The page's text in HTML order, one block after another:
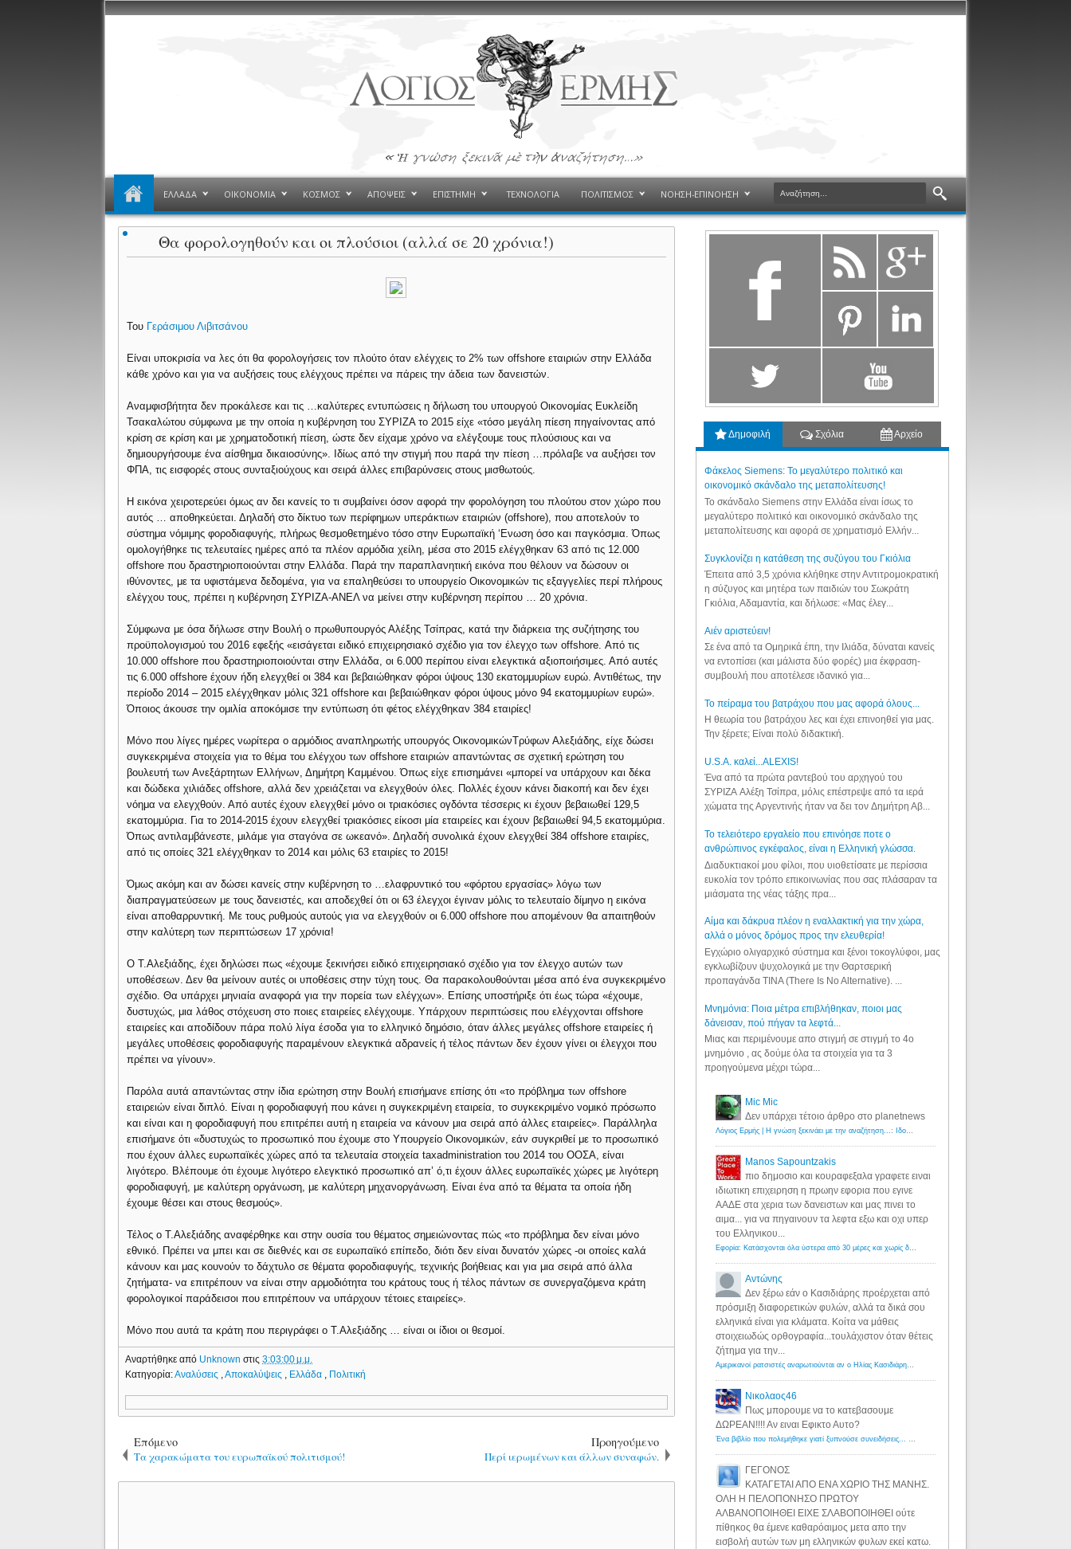
ΕΛΛΑΔΑ ΟΙΚΟΝΟΜΙΑ ΚΟΣΜΟΣ ΑΠΟΨΕΙΣ ΕΠΙΣΤΗΜΗ ΤΕΧΝΟΛΟΓΙΑ ΠΟΛΙΤΙΣΜΟΣ ΝΟΗΣΗ-ΕΠΙΝΟΗΣΗ
Θα φορολογηθούν και οι πλούσιοι (αλλά σε 20 χρόνια!)
Του Γεράσιμου Λιβιτσάνου
Είναι υποκρισία να λες ότι θα φορολογήσεις τον πλούτο όταν ελέγχεις το 2% των offshore εταιριών στην Ελλάδα
κάθε χρόνο και για να αυξήσεις τους ελέγχους πρέπει να πάρεις την άδεια των δανειστών.
Αναμφισβήτητα δεν προκάλεσε και τις …καλύτερες εντυπώσεις η δήλωση του υπουργού Οικονομίας Ευκλείδη
Τσακαλώτου σύμφωνα με την οποία η κυβέρνηση του ΣΥΡΙΖΑ το 2015 είχε «τόσο μεγάλη πίεση πηγαίνοντας από
κρίση σε κρίση και με χρηματοδοτική πίεση, ώστε δεν είχαμε χρόνο να ελέγξουμε τους πλούσιους και να
δημιουργήσουμε ένα αίσθημα δικαιοσύνης». Ιδίως από την στιγμή που παρά την πίεση …πρόλαβε να αυξήσει τον
ΦΠΑ, τις εισφορές στους συνταξιούχους και σειρά άλλες επιβαρύνσεις στους μισθωτούς.
Η εικόνα χειροτερεύει όμως αν δει κανείς το τι συμβαίνει όσον αφορά την φορολόγηση του πλούτου στον χώρο που
αυτός … αποθηκεύεται. Δηλαδή στο δίκτυο των περίφημων υπεράκτιων εταιριών (offshore), που αποτελούν το
σύστημα νόμιμης φοροδιαφυγής, πλήρως θεσμοθετημένο τόσο στην Ευρωπαϊκή ‘Ενωση όσο και παγκόσμια. Όπως
ομολογήθηκε τις τελευταίες ημέρες από τα πλέον αρμόδια χείλη, μέσα στο 2015 ελέγχθηκαν 63 από τις 12.000
offshore που δραστηριοποιούνται στην Ελλάδα. Παρά την παραπλανητική εικόνα που θέλουν να δώσουν οι
ιθύνοντες, με τα υφιστάμενα δεδομένα, για να επαληθεύσει το υπουργείο Οικονομικών τις εξαγγελίες περί πλήρους
ελέγχου τους, πρέπει η κυβέρνηση ΣΥΡΙΖΑ-ΑΝΕΛ να μείνει στην κυβέρνηση περίπου … 20 χρόνια.
Σύμφωνα με όσα δήλωσε στην Βουλή ο πρωθυπουργός Αλέξης Τσίπρας, κατά την διάρκεια της συζήτησης του
προϋπολογισμού του 2016 εφεξής «εισάγεται ειδικό επιχειρησιακό σχέδιο για τον έλεγχο των offshore. Από τις
10.000 offshore που δραστηριοποιούνται στην Ελλάδα, οι 6.000 περίπου είναι ελεγκτικά αξιοποιήσιμες. Από αυτές
τις 6.000 offshore έχουν ήδη ελεγχθεί οι 384 και βεβαιώθηκαν φόροι ύψους 130 εκατομμυρίων ευρώ. Αντιθέτως, την
περίοδο 2014 – 2015 ελέγχθηκαν μόλις 321 offshore και βεβαιώθηκαν φόροι ύψους μόνο 94 εκατομμυρίων ευρώ».
Όποιος άκουσε την ομιλία αποκόμισε την εντύπωση ότι φέτος ελέγχθηκαν 384 εταιρίες!
Μόνο που λίγες ημέρες νωρίτερα ο αρμόδιος αναπληρωτής υπουργός ΟικονομικώνΤρύφων Αλεξιάδης, είχε δώσει
συγκεκριμένα στοιχεία για το θέμα του ελέγχου των offshore εταιριών απαντώντας σε σχετική ερώτηση του
βουλευτή των Ανεξάρτητων Ελλήνων, Δημήτρη Καμμένου. Όπως είχε επισημάνει «μπορεί να υπάρχουν και δέκα
και δώδεκα χιλιάδες offshore, αλλά δεν χρειάζεται να ελεγχθούν όλες. Πολλές έχουν κάνει διακοπή και δεν έχει
νόημα να ελεγχθούν. Από αυτές έχουν ελεγχθεί μόνο οι τριακόσιες ογδόντα τέσσερις κι έχουν βεβαιωθεί 129,5
εκατομμύρια. Για το 2014-2015 έχουν ελεγχθεί τριακόσιες είκοσι μία εταιρείες και έχουν βεβαιωθεί 94,5 εκατομμύρια.
Όπως αντιλαμβάνεστε, μιλάμε για σταγόνα σε ωκεανό». Δηλαδή συνολικά έχουν ελεγχθεί 384 offshore εταιρίες,
από τις οποίες 321 ελέγχθηκαν το 2014 και μόλις 63 εταιρίες το 2015!
Όμως ακόμη και αν δώσει κανείς στην κυβέρνηση το …ελαφρυντικό του «φόρτου εργασίας» λόγω των
διαπραγματεύσεων με τους δανειστές, και αποδεχθεί ότι οι 63 έλεγχοι έγιναν μόλις το τελευταίο δίμηνο η εικόνα
είναι αποθαρρυντική. Με τους ρυθμούς αυτούς για να ελεγχθούν οι 6.000 offshore που απομένουν θα απαιτηθούν
στην καλύτερη των περιπτώσεων 17 χρόνια!
Ο Τ.Αλεξιάδης, έχει δηλώσει πως «έχουμε ξεκινήσει ειδικό επιχειρησιακό σχέδιο για τον έλεγχο αυτών των
υποθέσεων. Δεν θα μείνουν αυτές οι υποθέσεις στην τύχη τους. Θα παρακολουθούνται μέσα από ένα συγκεκριμένο
σχέδιο. Θα υπάρχει μηνιαία αναφορά για την πορεία των ελέγχων». Επίσης υποστήριξε ότι έως τώρα «έχουμε,
δυστυχώς, μια λάθος στόχευση στο ποιες εταιρείες ελέγχουμε. Υπάρχουν περιπτώσεις που ελέγχονται offshore
εταιρείες και αποδίδουν πάρα πολύ λίγα έσοδα για το ελληνικό δημόσιο, όταν άλλες μεγάλες offshore εταιρείες ή
μεγάλες υποθέσεις φοροδιαφυγής παραμένουν ελεγκτικά αδρανείς ή τέλος πάντων δεν έχουν γίνει οι έλεγχοι που
πρέπει να γίνουν».
Παρόλα αυτά απαντώντας στην ίδια ερώτηση στην Βουλή επισήμανε επίσης ότι «το πρόβλημα των offshore
εταιρειών είναι διπλό. Είναι η φοροδιαφυγή που κάνει η συγκεκριμένη εταιρεία, το συγκεκριμένο νομικό πρόσωπο
και είναι και η φοροδιαφυγή που επιτρέπει αυτή η εταιρεία να κάνουν μια σειρά από άλλες εταιρείες». Παράλληλα
επισήμανε ότι «δυστυχώς το προσωπικό που έχουμε στο Υπουργείο Οικονομικών, εάν συγκριθεί με το προσωπικό
που έχουν άλλες ευρωπαϊκές χώρες από τα τελευταία στοιχεία taxadministration του 2014 του ΟΟΣΑ, είναι
λιγότερο. Βλέπουμε ότι έχουμε λιγότερο ελεγκτικό προσωπικό απ’ ό,τι έχουν άλλες ευρωπαϊκές χώρες με λιγότερη
φοροδιαφυγή, με καλύτερη οργάνωση, με καλύτερη μηχανοργάνωση. Είναι ένα από τα θέματα τα οποία ήδη
έχουμε θέσει και στους θεσμούς».
Τέλος ο Τ.Αλεξιάδης αναφέρθηκε και στην ουσία του θέματος σημειώνοντας πώς «το πρόβλημα δεν είναι μόνο
εθνικό. Πρέπει να μπει και σε διεθνές και σε ευρωπαϊκό επίπεδο, διότι δεν είναι δυνατόν χώρες -οι οποίες καλά
κάνουν και μας κουνούν το δάχτυλο σε θέματα φοροδιαφυγής, τεχνικής βοήθειας και για μια σειρά από άλλα
ζητήματα- να επιτρέπουν να είναι στην αρμοδιότητα του κράτους τους ή τέλος πάντων σε συνεργαζόμενα κράτη
φορολογικοί παράδεισοι που επιτρέπουν να υπάρχουν τέτοιες εταιρείες».
Μόνο που αυτά τα κράτη που περιγράφει ο Τ.Αλεξιάδης … είναι οι ίδιοι οι θεσμοί.
Αναρτήθηκε από Unknownστις3:03:00 μ.μ.
Κατηγορία:Αναλύσεις ,Αποκαλύψεις Ελλάδα Πολιτική
Επόμενο
Tα χαρακώματα του ευρωπαϊκού πολιτισμού!
Προηγούμενο
Περί ιερωμένων και άλλων συναφών.
Δημοφιλή Σχόλια Αρχείο
Φάκελος Siemens: Το μεγαλύτερο πολιτικό και
οικονομικό σκάνδαλο της μεταπολίτευσης!
Το σκάνδαλο Siemens στην Ελλάδα είναι ίσως το
μεγαλύτερο πολιτικό και οικονομικό σκάνδαλο της
μεταπολίτευσης και αφορά σε χρηματισμό Ελλήν...
Συγκλονίζει η κατάθεση της συζύγου του Γκιόλια
Έπειτα από 3,5 χρόνια κλήθηκε στην Αντιτρομοκρατική
η σύζυγος και μητέρα των παιδιών του Σωκράτη
Γκιόλια, Αδαμαντία, και δήλωσε: «Μας έλεγ...
Aιέν αριστεύειν!
Σε ένα από τα Ομηρικά έπη, την Ιλιάδα, δύναται κανείς
να εντοπίσει (και μάλιστα δύο φορές) μια έκφραση-
συμβουλή που αποτέλεσε ιδανικό για...
Το πείραμα του βατράχου που μας αφορά όλους...
Η θεωρία του βατράχου λες και έχει επινοηθεί για μας.
Την ξέρετε; Είναι πολύ διδακτική.
U.S.A. καλεί...ALEXIS!
Ένα από τα πρώτα ραντεβού του αρχηγού του
ΣΥΡΙΖΑ Αλέξη Τσίπρα, μόλις επέστρεψε από τα ιερά
χώματα της Αργεντινής ήταν να δει τον Δημήτρη Αβ...
Το τελειότερο εργαλείο που επινόησε ποτε ο
ανθρώπινος εγκέφαλος, είναι η Ελληνική γλώσσα.
Διαδυκτιακοί μου φίλοι, που υιοθετίσατε με περίσσια
ευκολία τον τρόπο επικοινωνίας που σας πλάσαραν τα
μιάσματα της νέας τάξης πρα...
Αίμα και δάκρυα πλέον η εναλλακτική για την χώρα,
αλλά ο μόνος δρόμος προς την ελευθερία!
Εγχώριο ολιγαρχικό σύστημα και ξένοι τοκογλύφοι, μας
εγκλωβίζουν ψυχολογικά με την Θαρτσερική
προπαγάνδα TINA (There Is No Alternative). ...
Μνημόνια: Ποια μέτρα επιβλήθηκαν, ποιοι μας
δάνεισαν, πού πήγαν τα λεφτά...
Μιας και περιμένουμε απο στιγμή σε στιγμή το 4ο
μνημόνιο , ας δούμε όλα τα στοιχεία για τα 3
προηγούμενα μέχρι τώρα...
Mic Mic
Δεν υπάρχει τέτοιο άρθρο στο planetnews
Λόγιος Ερμής | Η γνώση ξεκινάει με την αναζήτηση...: Ιδού οι 18 που χρωστούν 11 δις ευρώ!
Manos Sapountzakis
πιο δημοσιο και κουραφεξαλα γραφετε ειναι
ιδιωτικη επιχειρηση η πρωην εφορια που εγινε
ΑΑΔΕ στα χερια των δανειστων και μας πινει το
αιμα... για να πηγαινουν τα λεφτα εξω και οχι υπερ
του Ελληνικου...
Εφορία: Κατάσχονται όλα ύστερα από 30 μέρες και χωρίς δικαστικές αποφάσεις - Λόγιος Ερμής
Αντώνης
Δεν ξέρω εάν ο Κασιδιάρης προέρχεται από
πρόσμιξη διαφορετικών φυλών, αλλά τα δικά σου
ελληνικά είναι για κλάματα. Κοίτα να μάθεις
στοιχειωδώς ορθογραφία...τουλάχιστον όταν θέτεις
ζήτημα για την...
Αμερικανοί ρατσιστές αναρωτιούνται αν ο Ηλίας Κασιδιάρης ανήκει στη λευκή φυλή... - Λόγιος Ερμής
Νικολαος46
Πως μπορουμε να το κατεβασουμε
ΔΩΡΕΑΝ!!!! Αν ειναι Εφικτο Αυτο?
Ένα βιβλίο που πολεμήθηκε γιατί ξυπνούσε συνειδήσεις... - Λόγιος Ερμής | Η γνώση ξεκινάει με την αναζήτηση...
ΓΕΓΟΝΟΣ
ΚΑΤΑΓΕΤΑΙ ΑΠΟ ΕΝΑ ΧΩΡΙΟ ΤΗΣ ΜΑΝΗΣ.
ΟΛΗ Η ΠΕΛΟΠΟΝΗΣΟ ΠΡΩΤΟΥ
ΑΛΒΑΝΟΠΟΙΗΘΕΙ ΕΙΧΕ ΣΛΑΒΟΠΟΙΗΘΕΙ ούτε
πίθηκος θα έμενε καθαρόαιμος μετα απο την
εισβολή αυτών των μη ελληνικών φυλων εκεί κατω.